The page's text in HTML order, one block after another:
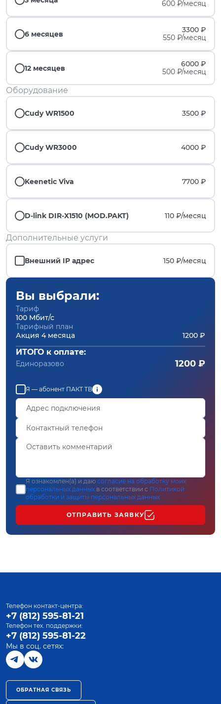
600 ₽/месяц
6 месяцев
3300 ₽
550 ₽/месяц
12 месяцев
6000 ₽
500 ₽/месяц
Оборудование
Cudy WR1500 3500 ₽
Cudy WR3000 4000 ₽
Keenetic Viva 7700 ₽
D-link DIR-X1510 (MOD.PAKT) 110 ₽/месяц
Дополнительные услуги
Внешний IP адрес 150 ₽/месяц
Вы выбрали:
Тариф
100 Мбит/с
Тарифный план
Акция 4 месяца
1200 ₽
ИТОГО к оплате:
Единоразово 1200 ₽
Я — абонент ПАКТ ТВ
Я ознакомлен(а) и даю согласие на обработку моих
персональных данных в соответствии с Политикой
обработки и защиты персональных данных
ОТПРАВИТЬ ЗАЯВКУ
Телефон контакт-центра:
+7 (812) 595-81-21
Телефон тех. поддержки:
+7 (812) 595-81-22
Мы в соц. сетях:
ОБРАТНАЯ СВЯЗЬ